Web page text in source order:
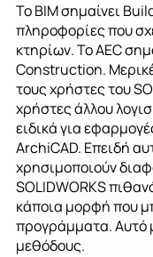
Το BIM σημαίνει
πληροφορίες που
κτηρίων. Το AEC
Construction.
τους χρήστες του
χρήστες άλλου
ειδικά για
ArchiCAD. Επειδή
χρησιμοποιούν
SOLIDWORKS
κάποια μορφή που
προγράμματα. Αυτό
μεθόδους.